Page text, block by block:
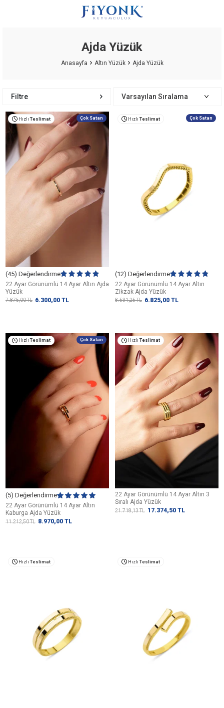
Ajda Yüzük
Anasayfa Altın Yüzük Ajda Yüzük
Filtre
Hızlı Teslimat Çok Satan
(45) Değerlendirme
22 Ayar Görünümlü 14 Ayar Altın Ajda
Yüzük
7.875,00TL 6.300,00 TL
Hızlı Teslimat Çok Satan
(12) Değerlendirme
22 Ayar Görünümlü 14 Ayar Altın
Zikzak Ajda Yüzük
8.531,25TL 6.825,00 TL
Hızlı Teslimat Çok Satan
(5) Değerlendirme
22 Ayar Görünümlü 14 Ayar Altın
Kaburga Ajda Yüzük
11.212,50TL 8.970,00 TL
Hızlı Teslimat
22 Ayar Görünümlü 14 Ayar Altın 3
Sıralı Ajda Yüzük
21.718,13TL 17.374,50 TL
Hızlı Teslimat Hızlı Teslimat